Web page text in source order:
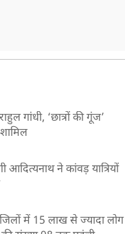
गांधी, ‘छात्रों की गूंज’
आदित्यनाथ ने कांवड़ यात्रियों
में 15 लाख से ज्यादा लोग